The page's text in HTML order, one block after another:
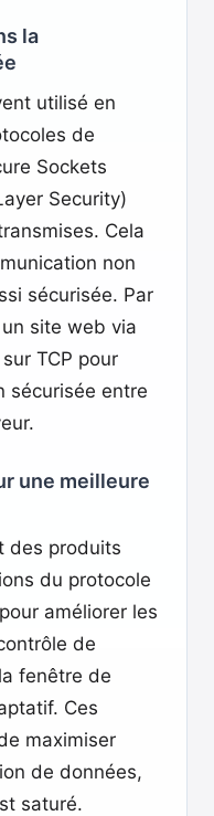
la
utilisé en
de
Sockets
Security)
Cela
non
sécurisée. Par
un site web via
TCP pour
sécurisée entre
une meilleure
des produits
du protocole
améliorer les
de
fenêtre de
Ces
maximiser
de données,
saturé.